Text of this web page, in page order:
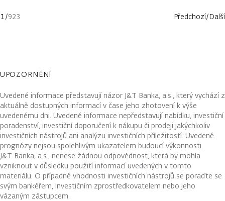
1/923 Předchozí/Další
UPOZORNĚNÍ
Uvedené informace představují názor J&T Banka, a.s., který vychází z
aktuálně dostupných informací v čase jeho zhotovení k výše
uvedenému dni. Uvedené informace nepředstavují nabídku, investiční
poradenství, investiční doporučení k nákupu či prodeji jakýchkoliv
investičních nástrojů ani analýzu investičních příležitostí. Uvedené
prognózy nejsou spolehlivým ukazatelem budoucí výkonnosti.
J&T Banka, a.s., nenese žádnou odpovědnost, která by mohla
vzniknout v důsledku použití informací uvedených v tomto
materiálu. O případné vhodnosti investičních nástrojů se poraďte se
svým bankéřem, investičním zprostředkovatelem nebo jeho
vázaným zástupcem.